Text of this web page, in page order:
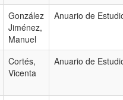
González
Jiménez,
Manuel
Anuario de
Cortés,
Vicenta
Anuario de